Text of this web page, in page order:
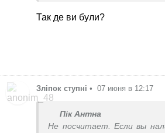
Так де ви були?
Зліпок ступні • 07 июня в 12:17
Пік Антна
Не посчитает. Если вы